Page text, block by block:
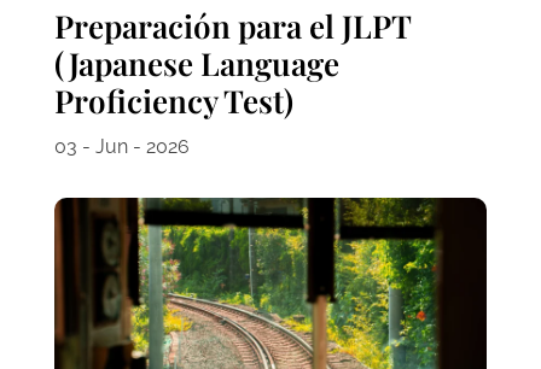
Preparación para el JLPT
(Japanese Language
Proficiency Test)
03 - Jun - 2026